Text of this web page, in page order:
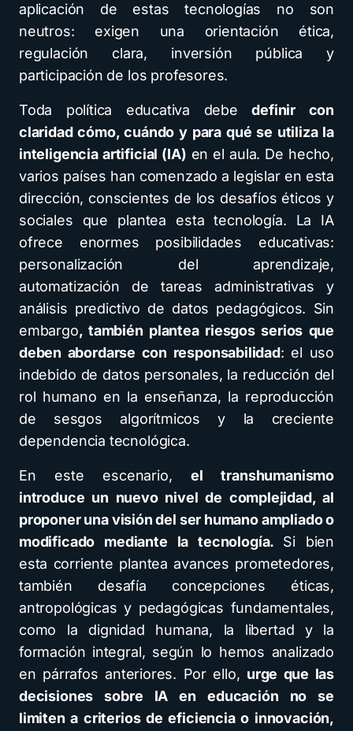
aplicación de estas tecnologías no son
neutros: exigen una orientación ética,
regulación clara, inversión pública y
participación de los profesores.
Toda política educativa debedefinir con
claridad cómo, cuándo y para qué se utiliza la
inteligencia artificial (IA) en el aula. De hecho,
varios países han comenzado a legislar en esta
dirección, conscientes de los desafíos éticos y
sociales que plantea esta tecnología. La IA
ofrece enormes posibilidades educativas:
personalización del aprendizaje,
automatización de tareas administrativas y
análisis predictivo de datos pedagógicos. Sin
embargo, también plantea riesgos serios que
deben abordarse con responsabilidad: el uso
indebido de datos personales, la reducción del
rol humano en la enseñanza, la reproducción
de sesgos algorítmicos y la creciente
dependencia tecnológica.
En este escenario,el transhumanismo
introduce un nuevo nivel de complejidad, al
proponer una visión del ser humano ampliado o
modificado mediante la tecnología. Si bien
esta corriente plantea avances prometedores,
también desafía concepciones éticas,
antropológicas y pedagógicas fundamentales,
como la dignidad humana, la libertad y la
formación integral, según lo hemos analizado
en párrafos anteriores. Por ello, urge que las
decisiones sobre IA en educación no se
limiten a criterios de eficiencia o innovación,